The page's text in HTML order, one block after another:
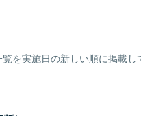
を実施日の新しい順に掲載し